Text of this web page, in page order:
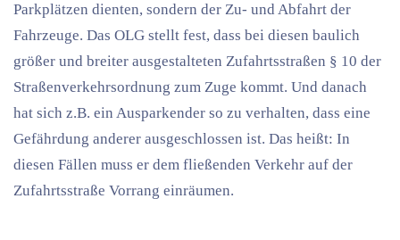
Parkplätzen dienten, sondern der Zu- und Abfahrt der
Fahrzeuge. Das OLG stellt fest, dass bei diesen baulich
größer und breiter ausgestalteten Zufahrtsstraßen § 10 der
Straßenverkehrsordnung zum Zuge kommt. Und danach
hat sich z.B. ein Ausparkender so zu verhalten, dass eine
Gefährdung anderer ausgeschlossen ist. Das heißt: In
diesen Fällen muss er dem fließenden Verkehr auf der
Zufahrtsstraße Vorrang einräumen.